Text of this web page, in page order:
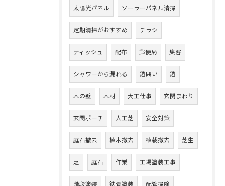
太陽光パネル ソーラーパネル清掃
定期清掃がおすすめ チラシ
ティッシュ 配布 郵便局 集客
シャワーから漏れる 鎧囲い 鎧
木の壁 木材 大工仕事 玄関まわり
玄関ポーチ 人工芝 安全対策
庭石撤去 植木撤去 植栽撤去 芝生
芝 庭石 作業 工場塗装工事
階段塗装 鉄骨塗装 配管掃除